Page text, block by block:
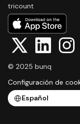
tricount
© 2025 bunq
Configuración de
Select Language
Español